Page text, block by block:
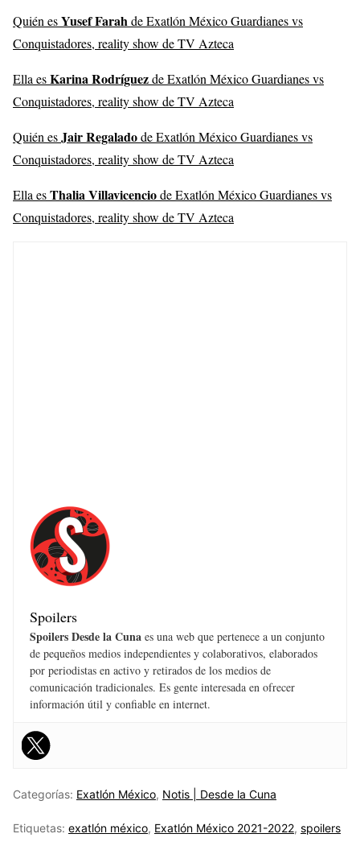
Quién esYusef Farahde Exatlón México Guardianes vs
Conquistadores, reality show de TV Azteca
Ella esKarina Rodríguezde Exatlón México Guardianes vs
Conquistadores, reality show de TV Azteca
Quién esJair Regaladode Exatlón México Guardianes vs
Conquistadores, reality show de TV Azteca
Ella esThalia Villavicenciode Exatlón México Guardianes vs
Conquistadores, reality show de TV Azteca
Spoilers
Spoilers Desde la Cuna es una web que pertenece a un conjunto
de pequeños medios independientes y colaborativos, elaborados
por periodistas en activo y retirados de los medios de
comunicación tradicionales. Es gente interesada en ofrecer
información útil y confiable en internet.
Categorías: Exatlón México, Notis | Desde la Cuna
Etiquetas: exatlón méxico, Exatlón México 2021-2022, spoilers